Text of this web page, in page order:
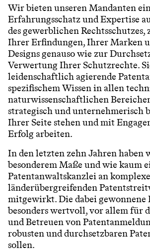
Wir bieten unseren Mandanten
Erfahrungsschatz und Expertise
des gewerblichen Rechtsschutzes,
Ihrer Erfindungen, Ihrer Marken
Designs genauso wie zur
Verwertung Ihrer Schutzrechte.
leidenschaftlich agierende
spezifischem Wissen in allen
naturwissenschaftlichen
strategisch und unternehmerisch
Ihrer Seite stehen und mit
Erfolg arbeiten.
In den letzten zehn Jahren haben
besonderem Maße und wie kaum
Patentanwaltskanzlei an
länderübergreifenden
mitgewirkt. Die dabei
besonders wertvoll, vor allem für
und Betreuen von
robusten und durchsetzbaren
sollen.